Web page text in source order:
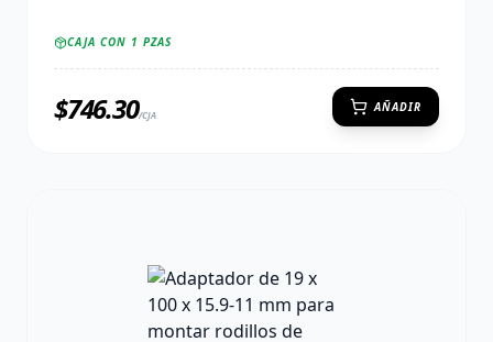
CAJA CON 1 PZAS
$746.30/CJA
AÑADIR